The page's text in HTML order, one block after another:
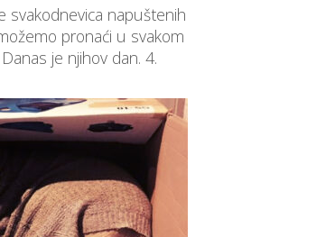
svakodnevica napuštenih
pronaći u svakom
je njihov dan. 4.